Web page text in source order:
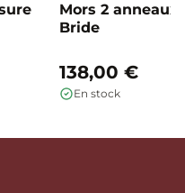
Mors 2
Bride
138,00 €
En stock